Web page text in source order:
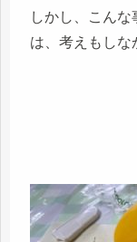
しかし、こん
は、考えもしな